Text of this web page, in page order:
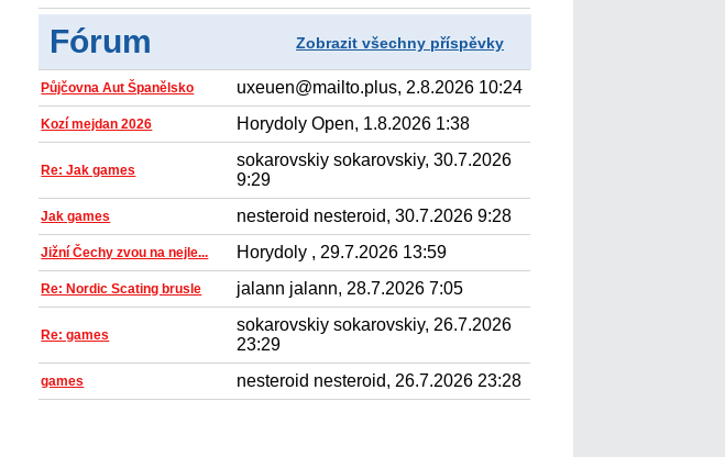
Fórum Zobrazit všechny příspěvky
Půjčovna Aut Španělsko uxeuen@mailto.plus, 2.8.2026 10:24
Kozí mejdan 2026 Horydoly Open, 1.8.2026 1:38
Re: Jak games
sokarovskiy sokarovskiy, 30.7.2026
9:29
Jak games nesteroid nesteroid, 30.7.2026 9:28
Jižní Čechy zvou na nejle... Horydoly , 29.7.2026 13:59
Re: Nordic Scating brusle jalann jalann, 28.7.2026 7:05
Re: games
sokarovskiy sokarovskiy, 26.7.2026
23:29
games nesteroid nesteroid, 26.7.2026 23:28